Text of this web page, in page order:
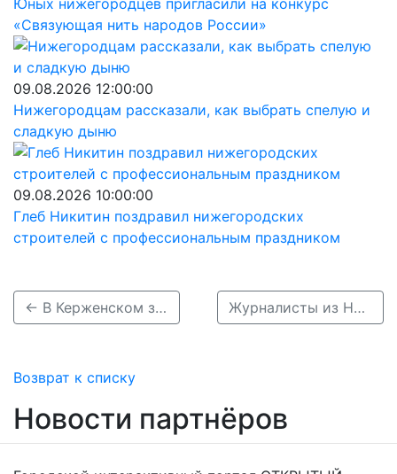
Юных нижегородцев пригласили на конкурс
«Связующая нить народов России»
09.08.2026 12:00:00
Нижегородцам рассказали, как выбрать спелую и
сладкую дыню
09.08.2026 10:00:00
Глеб Никитин поздравил нижегородских
строителей с профессиональным праздником
← В Керженском заповеднике у кабанов начался брачный период Журналисты из Нижнего Новгорода начали тур по Ставрополью →
Возврат к списку
Новости партнёров